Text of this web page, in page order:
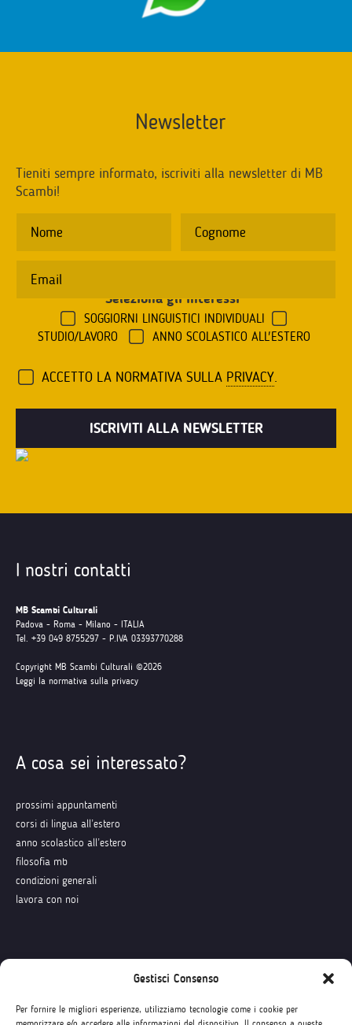
Gestisci Consenso
Per fornire le migliori esperienze, utilizziamo tecnologie come i cookie per
Newsletter
Tieniti sempre informato, iscriviti alla newsletter di MB
Scambi!
Seleziona gli interessi
SOGGIORNI LINGUISTICI INDIVIDUALI
STUDIO/LAVORO
ANNO SCOLASTICO ALL'ESTERO
ACCETTO LA NORMATIVA SULLA PRIVACY.
I nostri contatti
MB Scambi Culturali
Padova - Roma - Milano - ITALIA
Tel. +39 049 8755297 - P.IVA 03393770288
Copyright MB Scambi Culturali ©2026
Leggi la normativa sulla privacy
A cosa sei interessato?
prossimi appuntamenti
corsi di lingua all’estero
anno scolastico all’estero
filosofia mb
condizioni generali
lavora con noi